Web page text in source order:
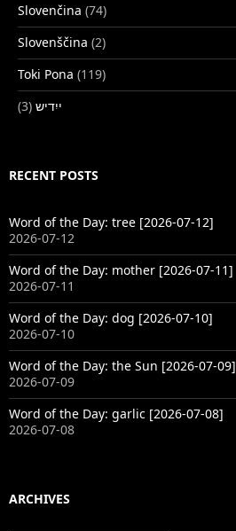
Slovenčina (74)
Slovenščina (2)
Toki Pona (119)
ייִדיש (3)
RECENT POSTS
Word of the Day: tree [2026-07-12]
2026-07-12
Word of the Day: mother [2026-07-11]
2026-07-11
Word of the Day: dog [2026-07-10]
2026-07-10
Word of the Day: the Sun [2026-07-09]
2026-07-09
Word of the Day: garlic [2026-07-08]
2026-07-08
ARCHIVES